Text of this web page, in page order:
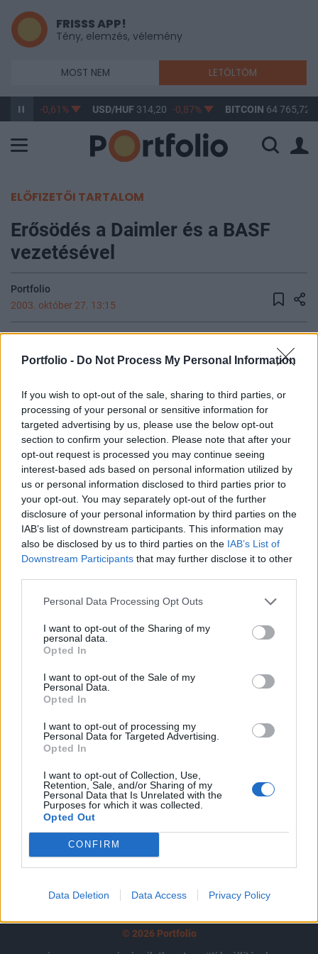
Portfolio - Do Not Process My Personal Information
If you wish to opt-out of the sale, sharing to third parties, or
processing of your personal or sensitive information for
targeted advertising by us, please use the below opt-out
section to confirm your selection. Please note that after your
opt-out request is processed you may continue seeing
interest-based ads based on personal information utilized by
us or personal information disclosed to third parties prior to
your opt-out. You may separately opt-out of the further
disclosure of your personal information by third parties on the
IAB’s list of downstream participants. This information may
also be disclosed by us to third parties on the IAB’s List of
Downstream Participants that may further disclose it to other
Personal Data Processing Opt Outs
I want to opt-out of the Sharing of my
personal data.
Opted In
I want to opt-out of the Sale of my
Personal Data.
Opted In
I want to opt-out of processing my
Personal Data for Targeted Advertising.
Opted In
I want to opt-out of Collection, Use,
Retention, Sale, and/or Sharing of my
Personal Data that Is Unrelated with the
Purposes for which it was collected.
Opted Out
CONFIRM
Data Deletion Data Access Privacy Policy
FRISSS APP!
Tény, elemzés, vélemény
MOST NEM LETÖLTÖM
363,17 -0,61% USD/HUF314,20 -0,87% BITCOIN 64 765,72
ELŐFIZETŐI TARTALOM
Erősödés a Daimler és a BASF
vezetésével
Portfolio
2003. október 27. 13:15
után határozott emelkedéssel kezdték a hetet az
állása alapján leginkább Frankfurtban optimisták
a befektetők.
Szektorszinten a 2.1%-kal erősödő Daimler vezetésével az
autógyártók állnak leginkább vételi nyomás alatt,
mindössze minimális gyarapodással jellemezhetőek a
pénzügyi szolgáltatók, a Jukosz-zuhanás hatására
gyengélkednek az olajvállalatok.A mérlegfőösszeg alapján
harmadik számú brit banknak számító Barclays 0.9%-os
hanyatlással a délelőtt vesztese, miután a Bank...
KEDVES OLVASÓNK!
tartozik, melynek olvasása előfizetéses
regisztrációhoz kötött.
Az előfizetés a következőket tartalmazza:
Portfolio.hu teljes cikkarchívum
kötéslistái
Előfizetés
MÁR ELŐFIZETŐNK VAGY?
© 2026 Portfolio